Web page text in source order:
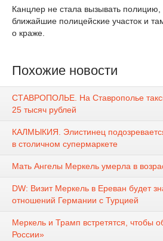
Канцлер не стала вызывать полицию,
ближайшие полицейские участок и
о краже.
Похожие новости
СТАВРОПОЛЬЕ. На Ставрополье
25 тысяч рублей
КАЛМЫКИЯ. Элистинец
в столичном супермаркете
Мать Ангелы Меркель умерла в
DW: Визит Меркель в Ереван будет
отношений Германии с Турцией
Меркель и Трамп встретятся, чтобы
России»